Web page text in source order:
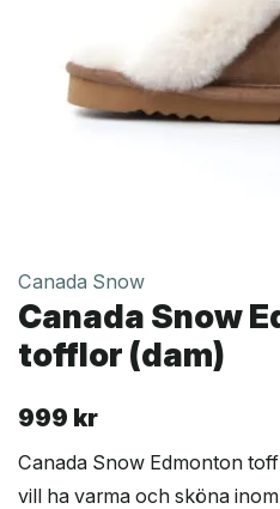
Canada Snow
Canada Snow
tofflor (dam)
999 kr
Canada Snow Edmonton
vill ha varma och sköna